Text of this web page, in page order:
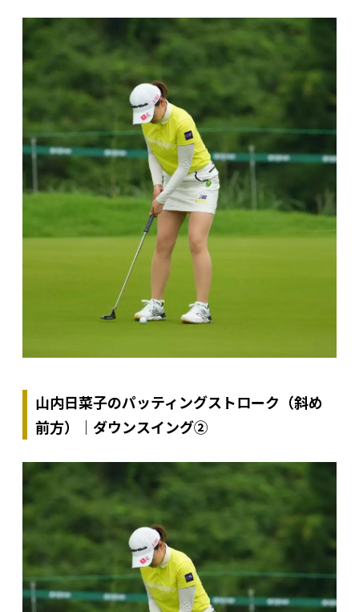
山内日菜子のパッティングストローク（斜め
前方）｜ダウンスイング②